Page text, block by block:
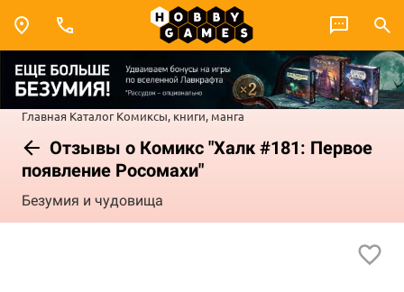
Главная Каталог Комиксы, книги, манга
Отзывы о Комикс "Халк #181: Первое
появление Росомахи"
Безумия и чудовища